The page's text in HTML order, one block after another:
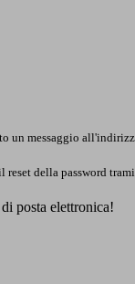
un messaggio
reset della password
posta elettronica!